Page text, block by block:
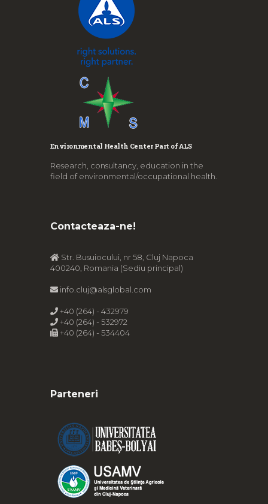
Environmental Health Center Part of ALS
Research, consultancy, education in the
field of environmental/occupational health.
Contacteaza-ne!
Str. Busuiocului, nr 58, Cluj Napoca
400240, Romania (Sediu principal)
info.cluj@alsglobal.com
+40 (264) - 432979
+40 (264) - 532972
+40 (264) - 534404
Parteneri